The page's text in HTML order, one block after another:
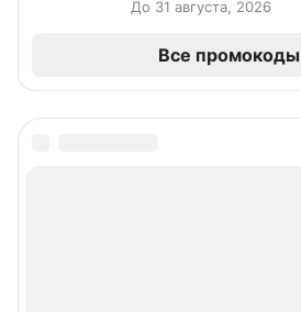
До 31 августа, 2026
Все промокоды